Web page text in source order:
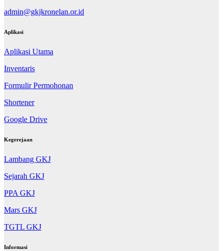
admin@gkjkronelan.or.id
Aplikasi
Aplikasi Utama
Inventaris
Formulir Permohonan
Shortener
Google Drive
Kegerejaan
Lambang GKJ
Sejarah GKJ
PPA GKJ
Mars GKJ
TGTL GKJ
Informasi